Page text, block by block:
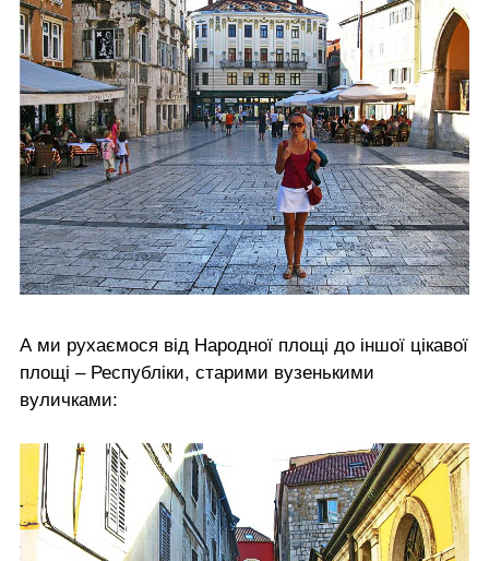
А ми рухаємося від Народної площі до іншої цікавої
площі – Республіки, старими вузенькими
вуличками: